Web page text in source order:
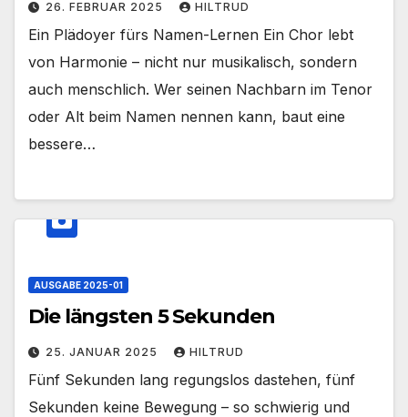
26. FEBRUAR 2025 HILTRUD
Ein Plädoyer fürs Namen-Lernen Ein Chor lebt
von Harmonie – nicht nur musikalisch, sondern
auch menschlich. Wer seinen Nachbarn im Tenor
oder Alt beim Namen nennen kann, baut eine
bessere…
AUSGABE 2025-01
Die längsten 5 Sekunden
25. JANUAR 2025 HILTRUD
Fünf Sekunden lang regungslos dastehen, fünf
Sekunden keine Bewegung – so schwierig und